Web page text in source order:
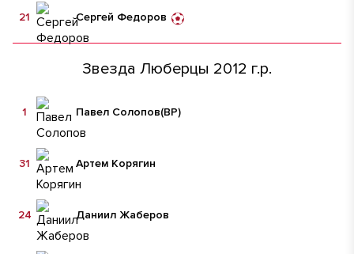
Сергей Федоров
21
Звезда Люберцы 2012 г.р.
Павел Солопов(ВР)
1
Артем Корягин
31
Даниил Жаберов
24